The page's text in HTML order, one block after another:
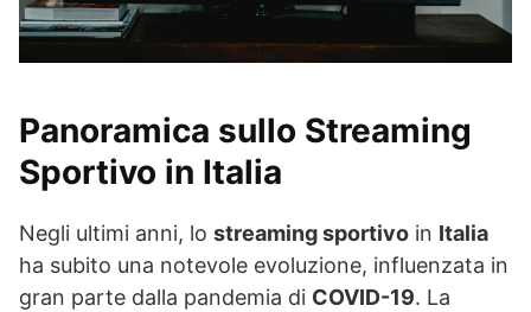
Panoramica sullo Streaming
Sportivo in Italia
Negli ultimi anni, lo streaming sportivo in Italia
ha subito una notevole evoluzione, influenzata in
gran parte dalla pandemia di COVID-19. La